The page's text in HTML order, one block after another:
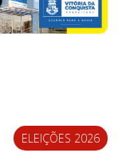
ELEIÇÕES 2026